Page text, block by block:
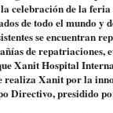
celebración de la
de todo el mundo
se encuentran
de repatriaciones,
Xanit Hospital
realiza Xanit por la
Directivo, presidido